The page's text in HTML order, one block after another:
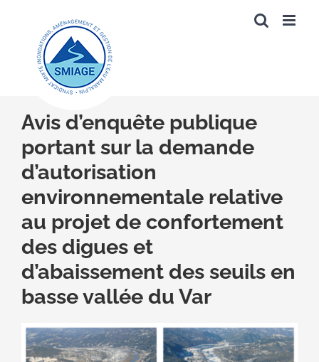
Avis d’enquête publique
portant sur la demande
d’autorisation
environnementale relative
au projet de confortement
des digues et
d’abaissement des seuils en
basse vallée du Var
Voir
l'image